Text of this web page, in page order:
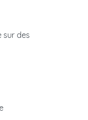
sur des